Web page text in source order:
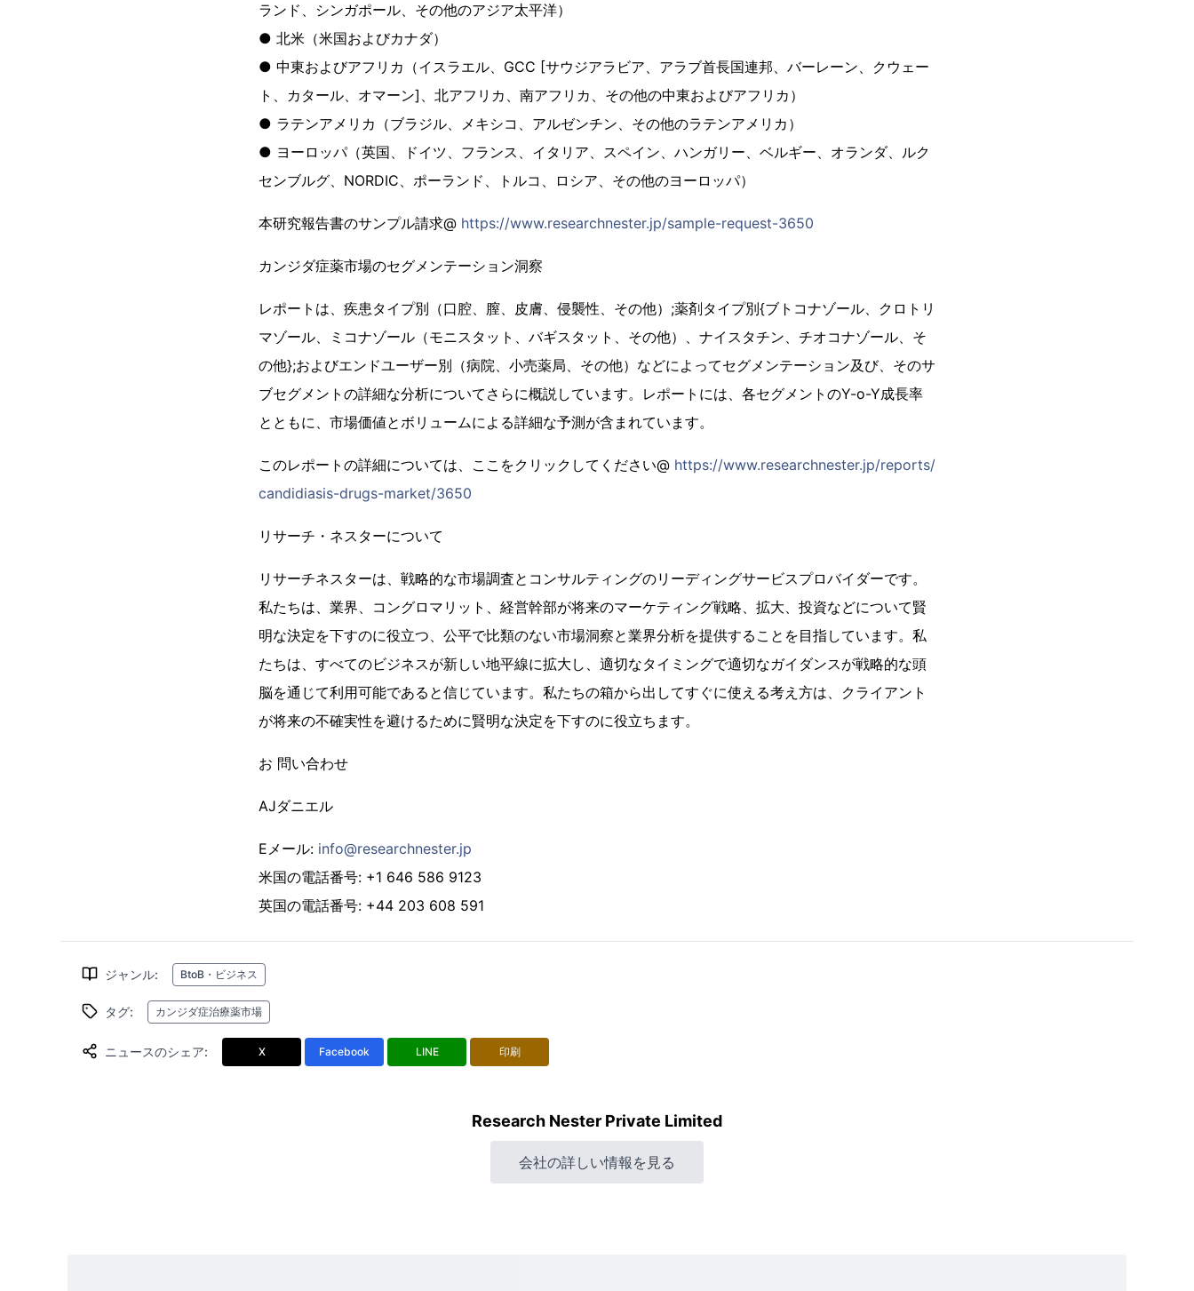
ランド、シンガポール、その他のアジア太平洋）
● 北米（米国およびカナダ）
● 中東およびアフリカ（イスラエル、GCC [サウジアラビア、アラブ首長国連邦、バーレーン、クウェー
ト、カタール、オマーン]、北アフリカ、南アフリカ、その他の中東およびアフリカ）
● ラテンアメリカ（ブラジル、メキシコ、アルゼンチン、その他のラテンアメリカ）
● ヨーロッパ（英国、ドイツ、フランス、イタリア、スペイン、ハンガリー、ベルギー、オランダ、ルク
センブルグ、NORDIC、ポーランド、トルコ、ロシア、その他のヨーロッパ）
本研究報告書のサンプル請求@ https://www.researchnester.jp/sample-request-3650
カンジダ症薬市場のセグメンテーション洞察
レポートは、疾患タイプ別（口腔、膣、皮膚、侵襲性、その他）;薬剤タイプ別{ブトコナゾール、クロトリ
マゾール、ミコナゾール（モニスタット、バギスタット、その他）、ナイスタチン、チオコナゾール、そ
の他};およびエンドユーザー別（病院、小売薬局、その他）などによってセグメンテーション及び、そのサ
ブセグメントの詳細な分析についてさらに概説しています。レポートには、各セグメントのY-o-Y成長率
とともに、市場価値とボリュームによる詳細な予測が含まれています。
このレポートの詳細については、ここをクリックしてください@ https://www.researchnester.jp/reports/
candidiasis-drugs-market/3650
リサーチ・ネスターについて
リサーチネスターは、戦略的な市場調査とコンサルティングのリーディングサービスプロバイダーです。
私たちは、業界、コングロマリット、経営幹部が将来のマーケティング戦略、拡大、投資などについて賢
明な決定を下すのに役立つ、公平で比類のない市場洞察と業界分析を提供することを目指しています。私
たちは、すべてのビジネスが新しい地平線に拡大し、適切なタイミングで適切なガイダンスが戦略的な頭
脳を通じて利用可能であると信じています。私たちの箱から出してすぐに使える考え方は、クライアント
が将来の不確実性を避けるために賢明な決定を下すのに役立ちます。
お 問い合わせ
AJダニエル
Eメール: info@researchnester.jp
米国の電話番号: +1 646 586 9123
英国の電話番号: +44 203 608 591
ジャンル: BtoB・ビジネス
タグ: カンジダ症治療薬市場
ニュースのシェア: X Facebook LINE 印刷
Research Nester Private Limited
会社の詳しい情報を見る